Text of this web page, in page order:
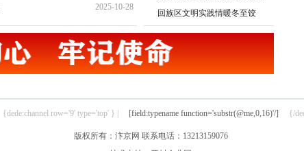
19:08:10
2025-10-28
21:37:57
回族区文明实践情暖冬至饺
{dede:channel row='9' type='top' } | [field:typename function='substr(@me,0,16)'/] {/
版权所有：汴京网 联系电话：13213159076